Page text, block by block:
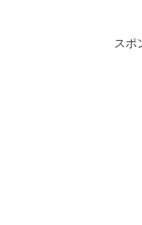
スポ